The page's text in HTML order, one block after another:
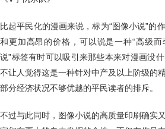
比起平民化的漫画来说，标为“图像小说”的
和更加高昂的价格，可以说是一种“高级而
说”标签有时可以吸引来那些本来对漫画没
不让人觉得这是一种针对中产及以上阶级的
部分经济状况不够优越的平民读者的排斥。
不过与此同时，图像小说的高质量印刷确实